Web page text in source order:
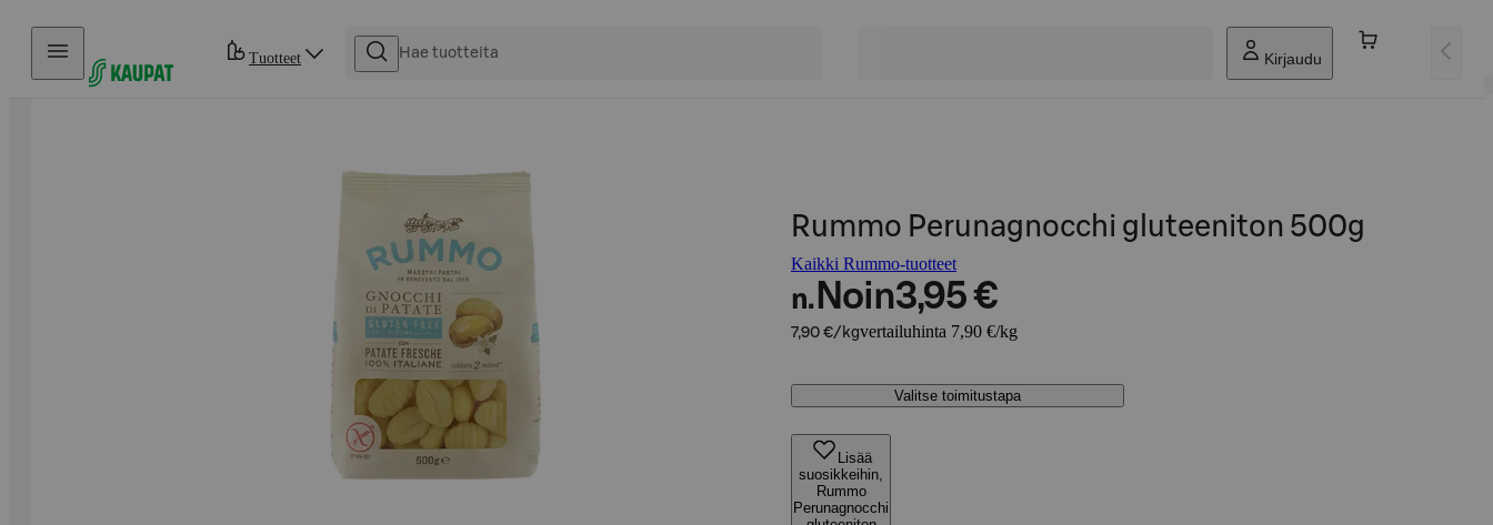
Hyppää sisältöön
Tuotteet Kirjaudu
Rummo Perunagnocchi gluteeniton 500g
Kaikki Rummo-tuotteet
n. Noin3,95 €
7,90 €/kgvertailuhinta 7,90 €/kg
Valitse toimitustapa
Lisää
suosikkeihin,
Rummo
Perunagnocchi